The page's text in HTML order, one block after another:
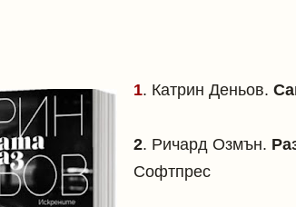
1. Катрин Деньов.
2. Ричард Озмън.
Софтпрес